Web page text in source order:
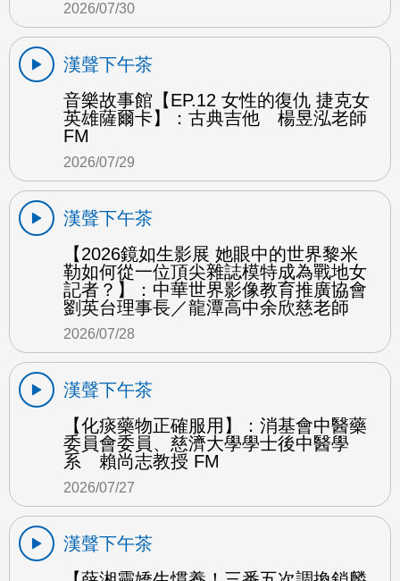
2026/07/30
漢聲下午茶
音樂故事館【EP.12 女性的復仇 捷克女
英雄薩爾卡】：古典吉他 楊昱泓老師
FM
2026/07/29
漢聲下午茶
【2026鏡如生影展 她眼中的世界黎米
勒如何從一位頂尖雜誌模特成為戰地女
記者？】：中華世界影像教育推廣協會
劉英台理事長／龍潭高中余欣慈老師
2026/07/28
漢聲下午茶
【化痰藥物正確服用】：消基會中醫藥
委員會委員、慈濟大學學士後中醫學
系 賴尚志教授 FM
2026/07/27
漢聲下午茶